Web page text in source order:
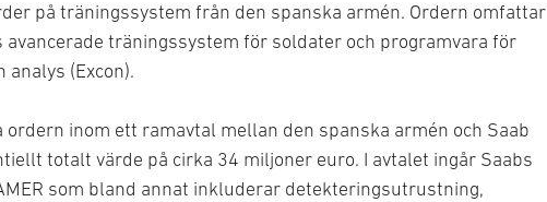
på träningssystem från den spanska armén. Ordern omfattar
avancerade träningssystem för soldater och programvara för
analys (Excon).
ordern inom ett ramavtal mellan den spanska armén och Saab
totalt värde på cirka 34 miljoner euro. I avtalet ingår Saabs
som bland annat inkluderar detekteringsutrustning,